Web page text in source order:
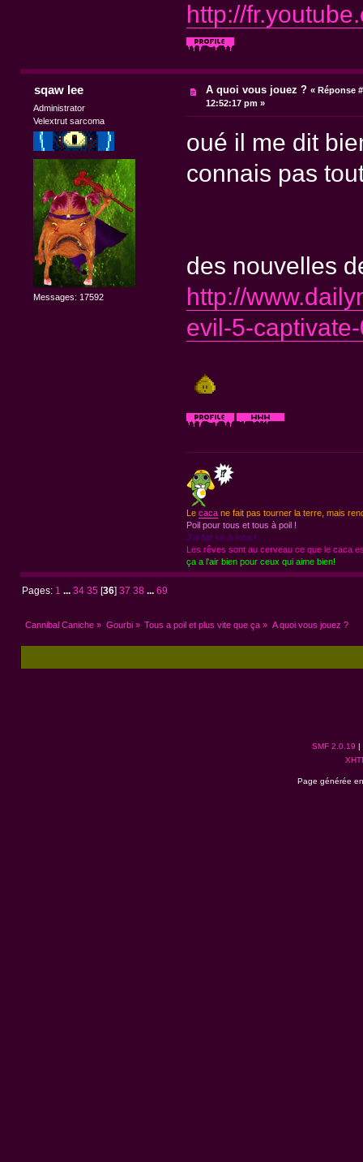
http://
sqaw lee
Administrator
Velextrut sarcoma
Messages: 17592
A quoi vous jouez ? « Réponse
12:52:17 pm »
oué il me dit
connais pas
des nouvelles
http://
evil-5-
Le cacane fait pas tourner la terre, mais
Poil pour tous et tous à poil !
J'ai fait kk à ikea !
Les rêves sont au cerveau ce que le caca
ça a l'air bien pour ceux qui aime bien!
Pages: 1 ...34 35 [36]37 38 ...69
Cannibal Caniche » Gourbi» Tous a poil et plus vite que ça » A quoi vous jouez ?
SMF 2.0.19 |
Page générée